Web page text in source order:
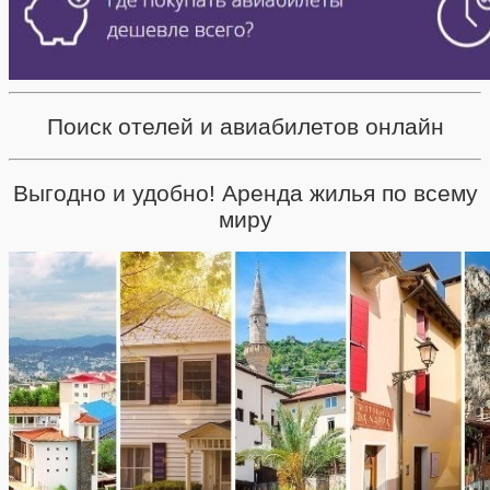
Поиск отелей и авиабилетов онлайн
Выгодно и удобно! Аренда жилья по всему
миру